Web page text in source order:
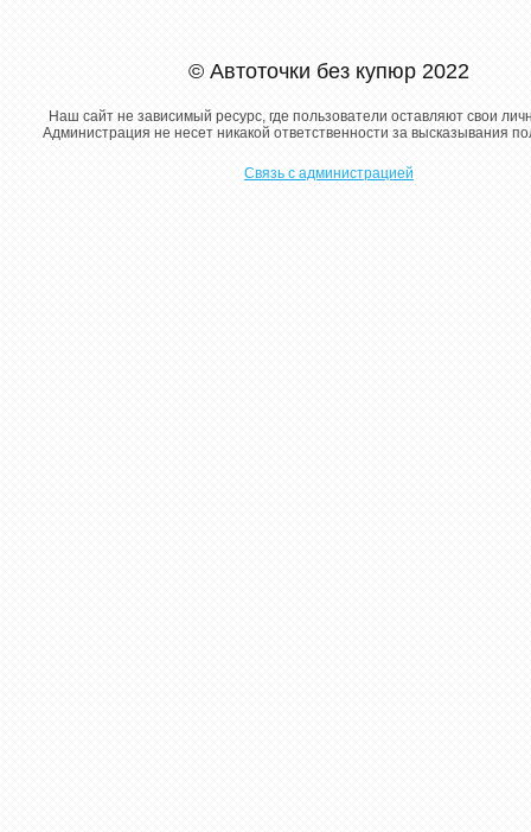
© Автоточки без купюр 2022
Наш сайт не зависимый ресурс, где пользователи оставляют свои
Администрация не несет никакой ответственности за высказывания
Связь с администрацией